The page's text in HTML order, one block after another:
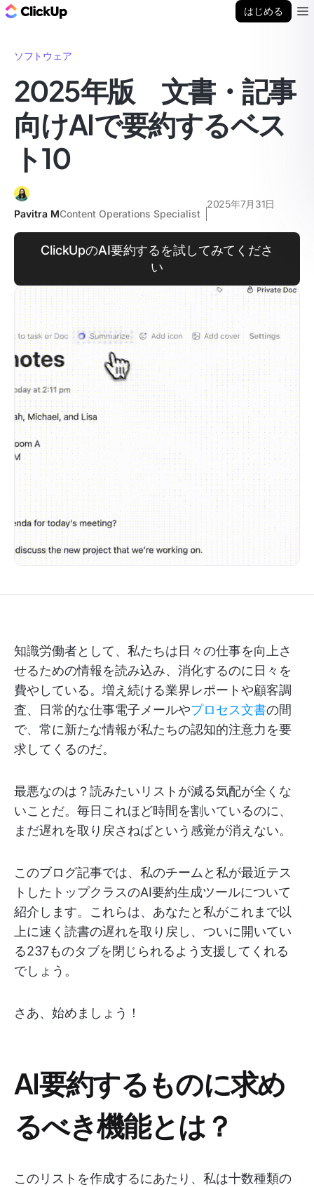
はじめる
ソフトウェア
2025年版 文書・記事
向けAIで要約するベス
ト10
Pavitra MContent Operations Specialist
2025年7月31日
ClickUpのAI要約するを試してみてくださ
い
知識労働者として、私たちは日々の仕事を向上さ
せるための情報を読み込み、消化するのに日々を
費やしている。増え続ける業界レポートや顧客調
査、日常的な仕事電子メールやプロセス文書の間
で、常に新たな情報が私たちの認知的注意力を要
求してくるのだ。
最悪なのは？読みたいリストが減る気配が全くな
いことだ。毎日これほど時間を割いているのに、
まだ遅れを取り戻さねばという感覚が消えない。
このブログ記事では、私のチームと私が最近テス
トしたトップクラスのAI要約生成ツールについて
紹介します。これらは、あなたと私がこれまで以
上に速く読書の遅れを取り戻し、ついに開いてい
る237ものタブを閉じられるよう支援してくれる
でしょう。
さあ、始めましょう！
AI要約するものに求め
るべき機能とは？
このリストを作成するにあたり、私は十数種類の